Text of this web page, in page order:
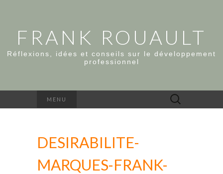
FRANK ROUAULT
Réflexions, idées et conseils sur le développement
professionnel
MENU Rechercher :
DESIRABILITE-
MARQUES-FRANK-